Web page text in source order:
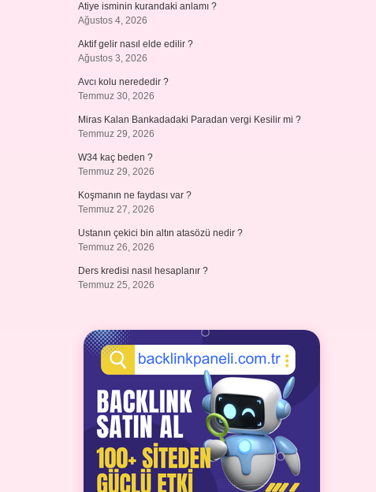
Atiye isminin kurandaki anlamı ?
Ağustos 4, 2026
Aktif gelir nasıl elde edilir ?
Ağustos 3, 2026
Avcı kolu nerededir ?
Temmuz 30, 2026
Miras Kalan Bankadadaki Paradan vergi Kesilir mi ?
Temmuz 29, 2026
W34 kaç beden ?
Temmuz 29, 2026
Koşmanın ne faydası var ?
Temmuz 27, 2026
Ustanın çekici bin altın atasözü nedir ?
Temmuz 26, 2026
Ders kredisi nasıl hesaplanır ?
Temmuz 25, 2026